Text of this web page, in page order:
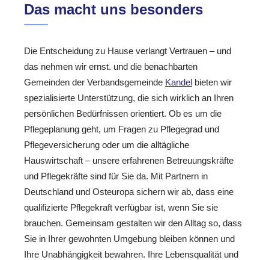
Das macht uns besonders
Die Entscheidung zu Hause verlangt Vertrauen – und
das nehmen wir ernst. und die benachbarten
Gemeinden der Verbandsgemeinde Kandel bieten wir
spezialisierte Unterstützung, die sich wirklich an Ihren
persönlichen Bedürfnissen orientiert. Ob es um die
Pflegeplanung geht, um Fragen zu Pflegegrad und
Pflegeversicherung oder um die alltägliche
Hauswirtschaft – unsere erfahrenen Betreuungskräfte
und Pflegekräfte sind für Sie da. Mit Partnern in
Deutschland und Osteuropa sichern wir ab, dass eine
qualifizierte Pflegekraft verfügbar ist, wenn Sie sie
brauchen. Gemeinsam gestalten wir den Alltag so, dass
Sie in Ihrer gewohnten Umgebung bleiben können und
Ihre Unabhängigkeit bewahren. Ihre Lebensqualität und